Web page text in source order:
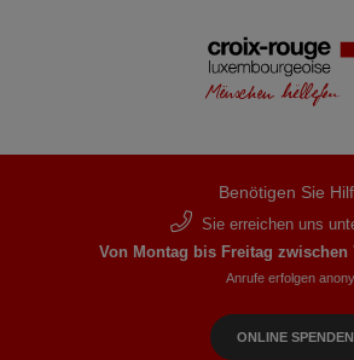
Benötigen Sie
Sie erreichen uns
Von Montag bis Freitag zwischen
Anrufe erfolgen
ONLINE SPENDEN